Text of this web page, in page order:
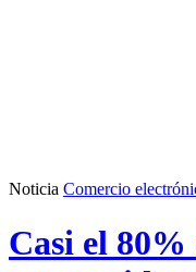
Noticia Comercio
Casi el 80%